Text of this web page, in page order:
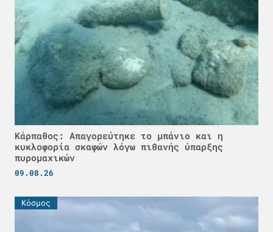
Κάρπαθος: Απαγορεύτηκε το μπάνιο και η
κυκλοφορία σκαφών λόγω πιθανής ύπαρξης
πυρομαχικών
09.08.26
Κόσμος